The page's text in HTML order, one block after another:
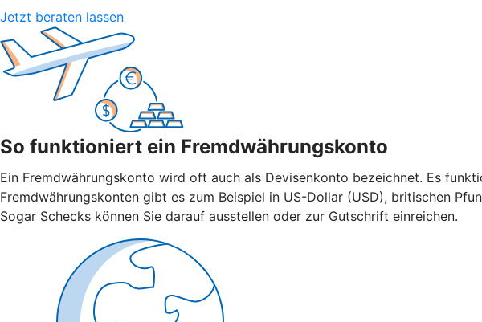
Jetzt beraten lassen
So funktioniert ein Fremdwährungskonto
Ein Fremdwährungskonto wird oft auch als Devisenkonto bezeichnet. Es
Fremdwährungskonten gibt es zum Beispiel in US-Dollar (USD), britischen
Sogar Schecks können Sie darauf ausstellen oder zur Gutschrift einreichen.